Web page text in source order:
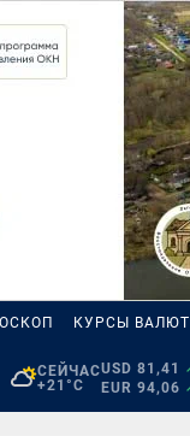
КУРСЫ ВАЛЮТ
СЕЙЧАС
+21°C
USD 81,41
EUR 94,06